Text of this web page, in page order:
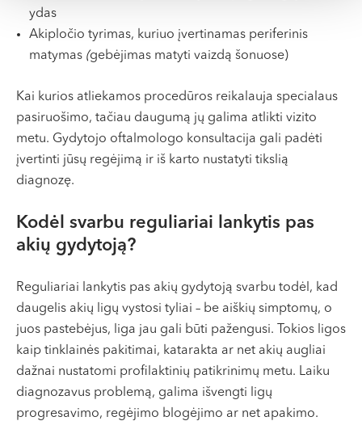
ydas
Akipločio tyrimas, kuriuo įvertinamas periferinis
matymas (gebėjimas matyti vaizdą šonuose)
Kai kurios atliekamos procedūros reikalauja specialaus
pasiruošimo, tačiau daugumą jų galima atlikti vizito
metu. Gydytojo oftalmologo konsultacija gali padėti
įvertinti jūsų regėjimą ir iš karto nustatyti tikslią
diagnozę.
Kodėl svarbu reguliariai lankytis pas
akių gydytoją?
Reguliariai lankytis pas akių gydytoją svarbu todėl, kad
daugelis akių ligų vystosi tyliai – be aiškių simptomų, o
juos pastebėjus, liga jau gali būti pažengusi. Tokios ligos
kaip tinklainės pakitimai, katarakta ar net akių augliai
dažnai nustatomi profilaktinių patikrinimų metu. Laiku
diagnozavus problemą, galima išvengti ligų
progresavimo, regėjimo blogėjimo ar net apakimo.